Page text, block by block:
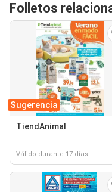
Folletos
Sugerencia
TiendAnimal
Válido durante 17 días